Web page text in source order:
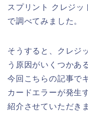
スプリント クレジ
で調べてみました。
そうすると、クレジ
う原因がいくつかあ
今回こちらの記事で
カードエラーが発生
紹介させていただき